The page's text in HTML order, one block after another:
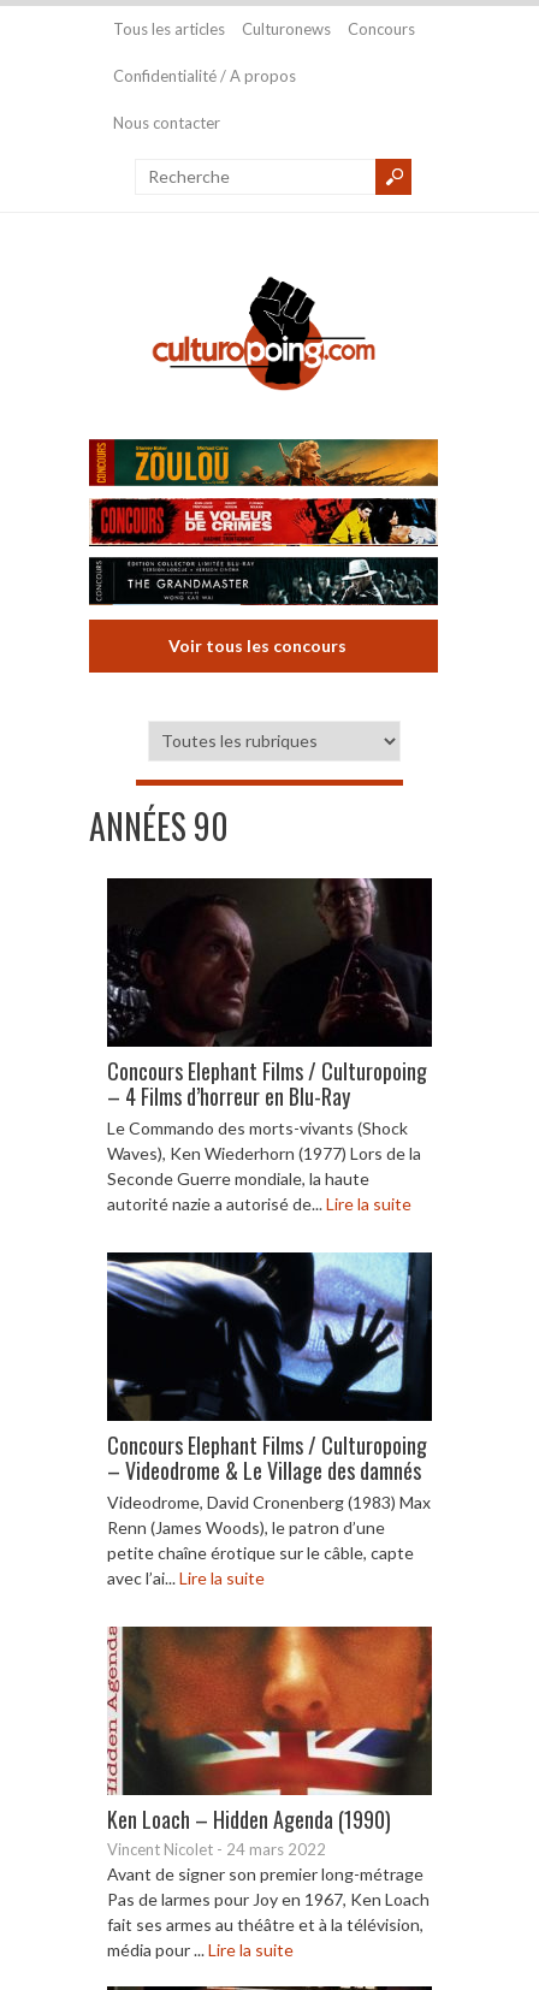
Tous les articles Culturonews Concours
Confidentialité / A propos
Nous contacter
Voir tous les concours
ANNÉES 90
Concours Elephant Films / Culturopoing
– 4 Films d’horreur en Blu-Ray
Le Commando des morts-vivants (Shock
Waves), Ken Wiederhorn (1977) Lors de la
Seconde Guerre mondiale, la haute
autorité nazie a autorisé de...Lire la suite
Concours Elephant Films / Culturopoing
– Videodrome & Le Village des damnés
Videodrome, David Cronenberg (1983) Max
Renn (James Woods), le patron d’une
petite chaîne érotique sur le câble, capte
avec l’ai...Lire la suite
Ken Loach – Hidden Agenda (1990)
Vincent Nicolet - 24 mars 2022
Avant de signer son premier long-métrage
Pas de larmes pour Joy en 1967, Ken Loach
fait ses armes au théâtre et à la télévision,
média pour ...Lire la suite